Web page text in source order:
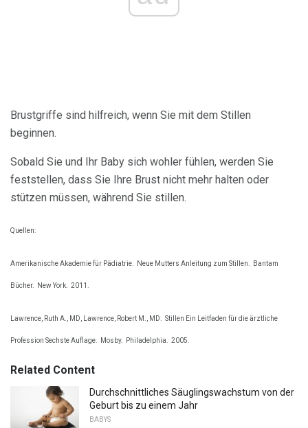
Brustgriffe sind hilfreich, wenn Sie mit dem Stillen
beginnen.
Sobald Sie und Ihr Baby sich wohler fühlen, werden Sie
feststellen, dass Sie Ihre Brust nicht mehr halten oder
stützen müssen, während Sie stillen.
Quellen:
Amerikanische Akademie für Pädiatrie. Neue Mutters Anleitung zum Stillen. Bantam
Bücher. New York. 2011.
Lawrence, Ruth A., MD, Lawrence, Robert M., MD. Stillen Ein Leitfaden für die ärztliche
Profession Sechste Auflage. Mosby. Philadelphia. 2005.
Related Content
Durchschnittliches Säuglingswachstum von der
Geburt bis zu einem Jahr
BABYS